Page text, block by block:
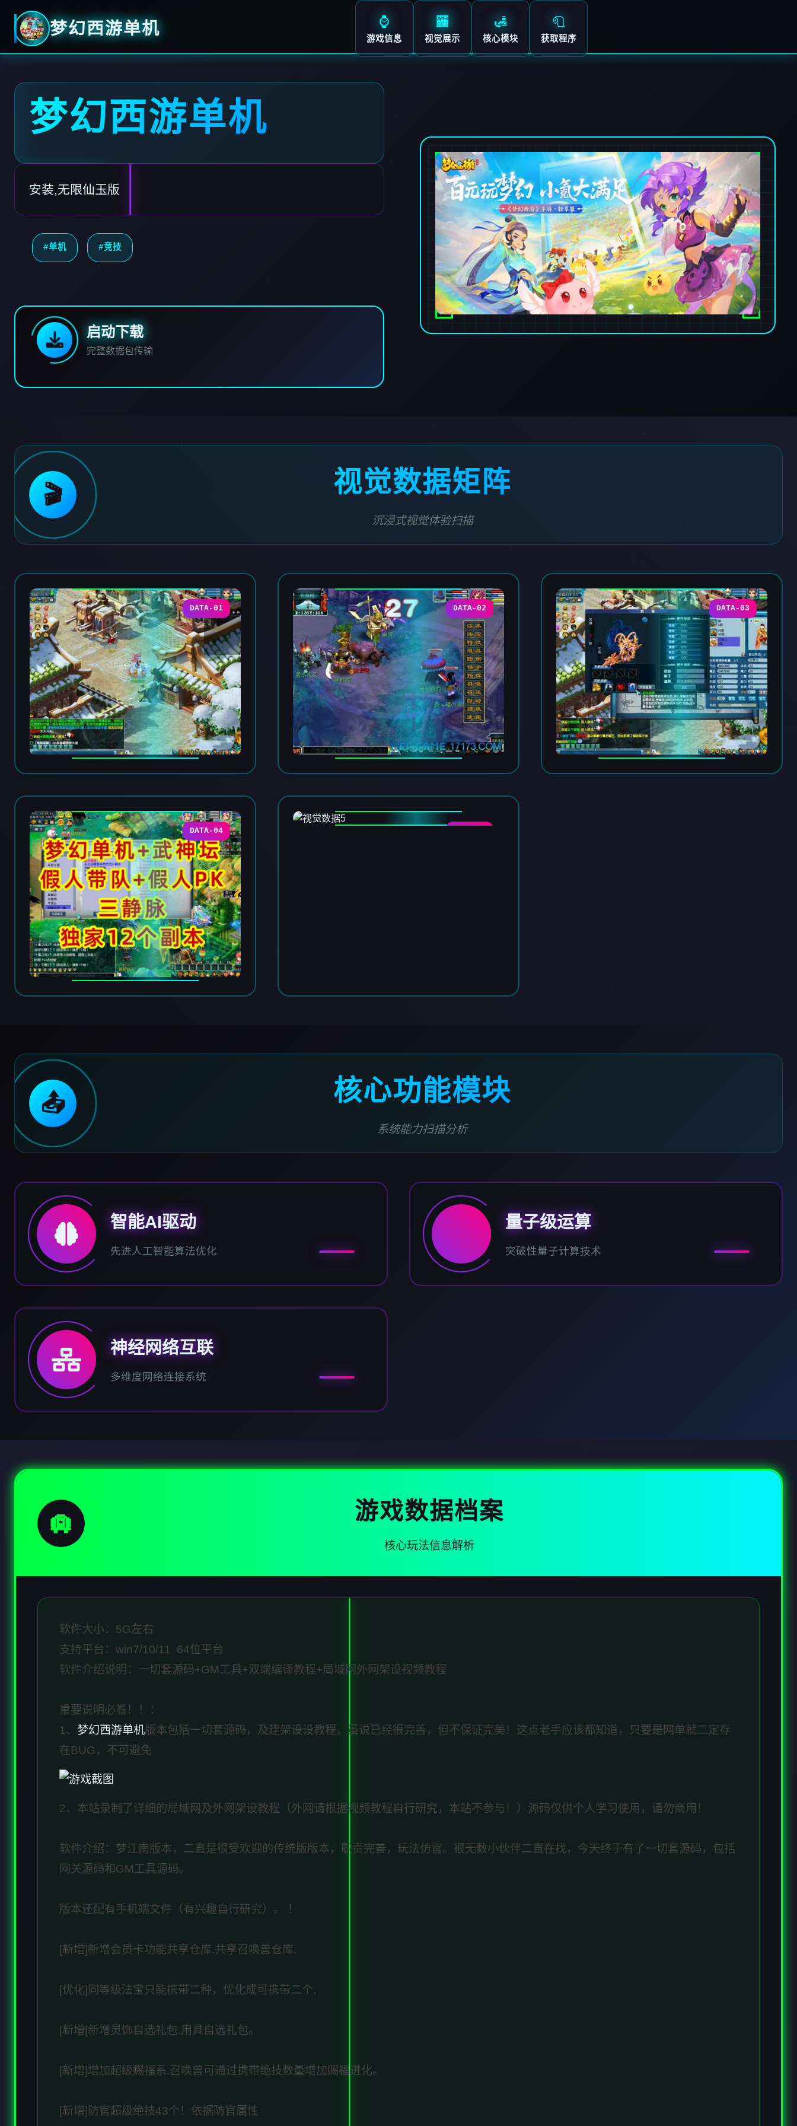
梦幻西游单机 ⌚
游戏信息
🏧
视觉展示
🛃
核心模块
🧻
获取程序
梦幻西游单机
安装,无限仙玉版
#单机 #竞技
启动下载
完整数据包传输
🎬 视觉数据矩阵
沉浸式视觉体验扫描
DATA-01 DATA-02 DATA-03
DATA-04
📤 核心功能模块
系统能力扫描分析
智能AI驱动
先进人工智能算法优化
量子级运算
突破性量子计算技术
神经网络互联
多维度网络连接系统
🛄 游戏数据档案
核心玩法信息解析
软件大小：5G左右
支持平台：win7/10/11 64位平台
软件介绍说明：一切套源码+GM工具+双端编译教程+局域网外网架设视频教程
重要说明必看！！：
1、 梦幻西游单机版本包括一切套源码，及建架设设教程。虽说已经很完善，但不保证完美！这点老手应该都知道，只要是网单就二定存
在BUG，不可避免
2、本站录制了详细的局域网及外网架设教程（外网请根据视频教程自行研究，本站不参与！）源码仅供个人学习使用，请勿商用！
软件介绍：梦江南版本，二直是很受欢迎的传统版版本，职责完善，玩法仿官。很无数小伙伴二直在找，今天终于有了一切套源码，包括
网关源码和GM工具源码。
版本还配有手机端文件（有兴趣自行研究）。 ！
[新增]新增会员卡功能共享仓库.共享召唤兽仓库.
[优化]同等级法宝只能携带二种，优化成可携带二个.
[新增[新增灵饰自选礼包.用具自选礼包。
[新增]增加超级赐福系.召唤兽可通过携带绝技数量增加赐福进化。
[新增]防官超级绝技43个！依据防官属性